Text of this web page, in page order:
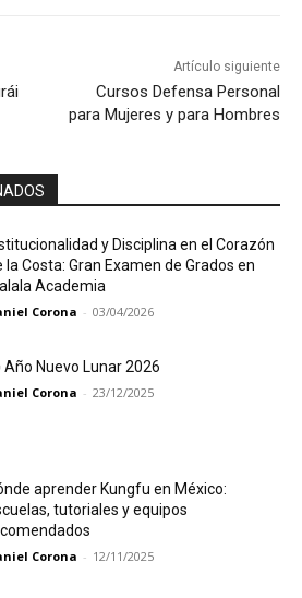
Artículo siguiente
Cursos Defensa Personal
para Mujeres y para Hombres
y Disciplina en el Corazón
la Costa: Gran Examen de Grados en
Academia
Corona - 03/04/2026
Año Nuevo Lunar 2026
Corona - 23/12/2025
aprender Kungfu en México:
tutoriales y equipos
Corona - 12/11/2025